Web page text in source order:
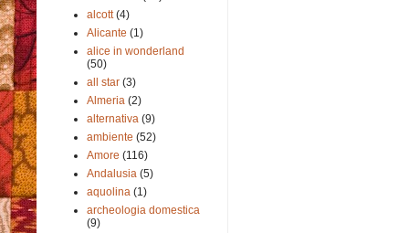
alcott (4)
Alicante (1)
alice in wonderland
(50)
all star (3)
Almeria (2)
alternativa (9)
ambiente (52)
Amore (116)
Andalusia (5)
aquolina (1)
archeologia domestica
(9)